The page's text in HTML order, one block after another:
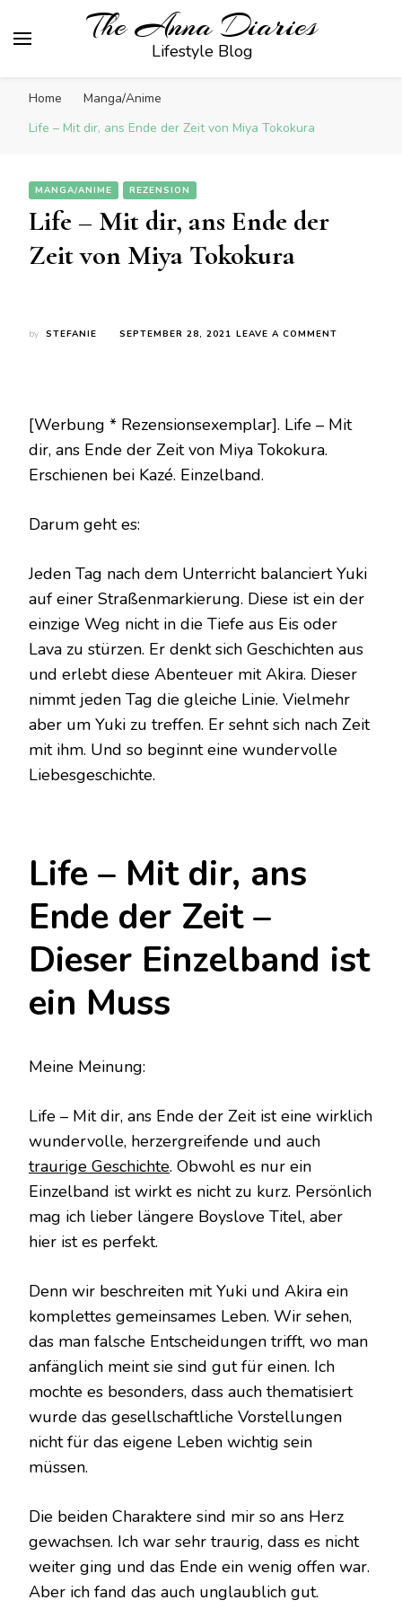
The Anna Diaries
Lifestyle Blog
Home
Manga/Anime
Life – Mit dir, ans Ende der Zeit von Miya Tokokura
MANGA/ANIME REZENSION
Life – Mit dir, ans Ende der
Zeit von Miya Tokokura
by STEFANIE SEPTEMBER 28, 2021 LEAVE A COMMENT
ENDE
[Werbung * Rezensionsexemplar]. Life – Mit
dir, ans Ende der Zeit von Miya Tokokura.
Erschienen bei Kazé. Einzelband.
Darum geht es:
Jeden Tag nach dem Unterricht balanciert Yuki
auf einer Straßenmarkierung. Diese ist ein der
einzige Weg nicht in die Tiefe aus Eis oder
Lava zu stürzen. Er denkt sich Geschichten aus
und erlebt diese Abenteuer mit Akira. Dieser
nimmt jeden Tag die gleiche Linie. Vielmehr
aber um Yuki zu treffen. Er sehnt sich nach Zeit
mit ihm. Und so beginnt eine wundervolle
Liebesgeschichte.
Life – Mit dir, ans
Ende der Zeit –
Dieser Einzelband ist
ein Muss
Meine Meinung:
Life – Mit dir, ans Ende der Zeit ist eine wirklich
wundervolle, herzergreifende und auch
traurige Geschichte. Obwohl es nur ein
Einzelband ist wirkt es nicht zu kurz. Persönlich
mag ich lieber längere Boyslove Titel, aber
hier ist es perfekt.
Denn wir beschreiten mit Yuki und Akira ein
komplettes gemeinsames Leben. Wir sehen,
das man falsche Entscheidungen trifft, wo man
anfänglich meint sie sind gut für einen. Ich
mochte es besonders, dass auch thematisiert
wurde das gesellschaftliche Vorstellungen
nicht für das eigene Leben wichtig sein
müssen.
Die beiden Charaktere sind mir so ans Herz
gewachsen. Ich war sehr traurig, dass es nicht
weiter ging und das Ende ein wenig offen war.
Aber ich fand das auch unglaublich gut.